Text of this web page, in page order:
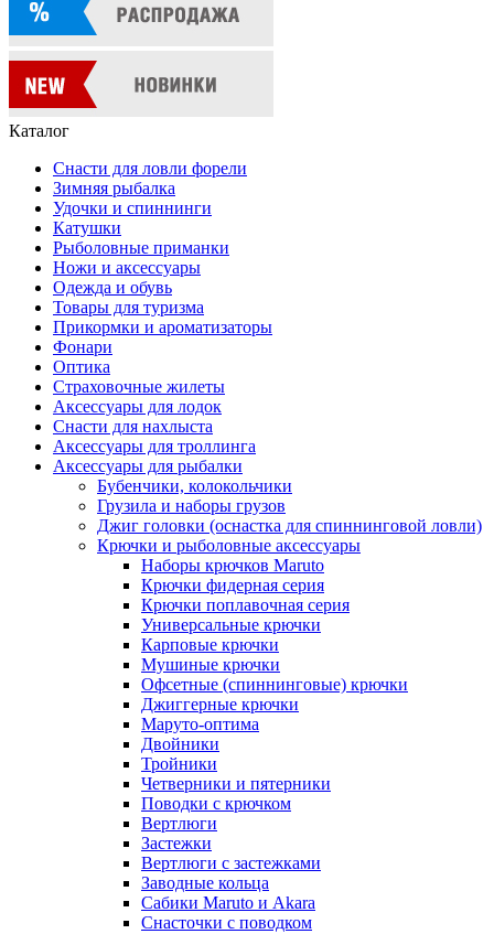
Каталог
Снасти для ловли форели
Зимняя рыбалка
Удочки и спиннинги
Катушки
Рыболовные приманки
Ножи и аксессуары
Одежда и обувь
Товары для туризма
Прикормки и ароматизаторы
Фонари
Оптика
Страховочные жилеты
Аксессуары для лодок
Снасти для нахлыста
Аксессуары для троллинга
Аксессуары для рыбалки
Бубенчики, колокольчики
Грузила и наборы грузов
Джиг головки (оснастка для спиннинговой ловли)
Крючки и рыболовные аксессуары
Наборы крючков Maruto
Крючки фидерная серия
Крючки поплавочная серия
Универсальные крючки
Карповые крючки
Мушиные крючки
Офсетные (спиннинговые) крючки
Джиггерные крючки
Маруто-оптима
Двойники
Тройники
Четверники и пятерники
Поводки с крючком
Вертлюги
Застежки
Вертлюги с застежками
Заводные кольца
Сабики Maruto и Akara
Снасточки с поводком